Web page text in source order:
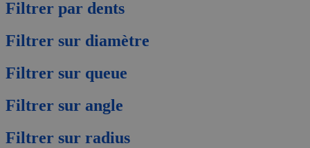
Filtrer par dents
Filtrer sur diamètre
Filtrer sur queue
Filtrer sur angle
Filtrer sur radius